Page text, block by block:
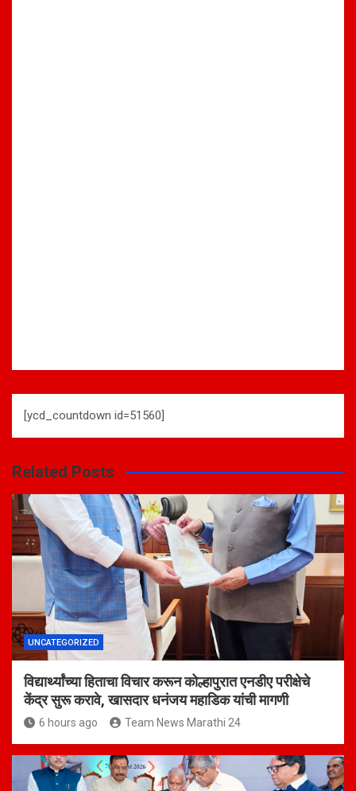
[ycd_countdown id=51560]
Related Posts
UNCATEGORIZED
विद्यार्थ्यांच्या हिताचा विचार करून कोल्हापुरात एनडीए परीक्षेचे
केंद्र सुरू करावे, खासदार धनंजय महाडिक यांची मागणी
6 hours ago Team News Marathi 24